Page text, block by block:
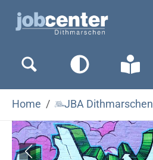
Home JBA Dithmarschen